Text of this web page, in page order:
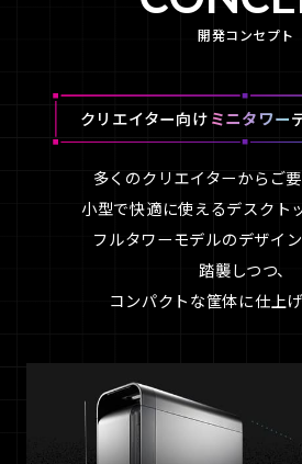
開発コンセプト
クリエイター向け ミニタワー
多くのクリエイターからご要
小型で快適に使えるデスクト
フルタワーモデルのデザイ
踏襲しつつ、
コンパクトな筐体に仕上げ